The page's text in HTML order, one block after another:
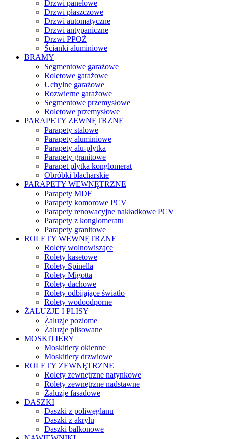
Drzwi panelowe
Drzwi płaszczowe
Drzwi automatyczne
Drzwi antypaniczne
Drzwi PPOŻ
Ścianki aluminiowe
BRAMY
Segmentowe garażowe
Roletowe garażowe
Uchylne garażowe
Rozwierne garażowe
Segmentowe przemysłowe
Roletowe przemysłowe
PARAPETY ZEWNĘTRZNE
Parapety stalowe
Parapety aluminiowe
Parapety alu-płytka
Parapety granitowe
Parapet płytka konglomerat
Obróbki blacharskie
PARAPETY WEWNĘTRZNE
Parapety MDF
Parapety komorowe PCV
Parapety renowacyjne nakładkowe PCV
Parapety z konglomeratu
Parapety granitowe
ROLETY WEWNĘTRZNE
Rolety wolnowiszące
Rolety kasetowe
Rolety Spinella
Rolety Migotta
Rolety dachowe
Rolety odbijające światło
Rolety wodoodporne
ŻALUZJE I PLISY
Żaluzje poziome
Żaluzje plisowane
MOSKITIERY
Moskitiery okienne
Moskitiery drzwiowe
ROLETY ZEWNĘTRZNE
Rolety zewnętrzne natynkowe
Rolety zewnętrzne nadstawne
Żaluzje fasadowe
DASZKI
Daszki z poliwęglanu
Daszki z akrylu
Daszki balkonowe